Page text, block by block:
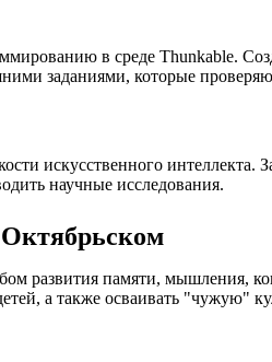
в среде Thunkable.
заданиями, которые
искусственного
научные исследования.
развития памяти, мышления,
а также осваивать